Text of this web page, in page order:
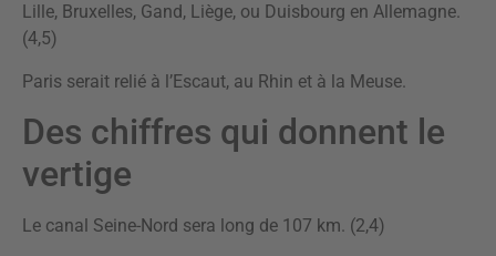
Lille, Bruxelles, Gand, Liège, ou Duisbourg en Allemagne.
(4,5)
Paris serait relié à l’Escaut, au Rhin et à la Meuse.
Des chiffres qui donnent le
vertige
Le canal Seine-Nord sera long de 107 km. (2,4)